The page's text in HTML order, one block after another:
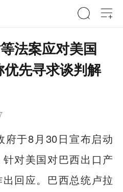
法案应对美国
先寻求谈判解
府于8月30日宣布启动
对美国对巴西出口产
回应。巴西总统卢拉